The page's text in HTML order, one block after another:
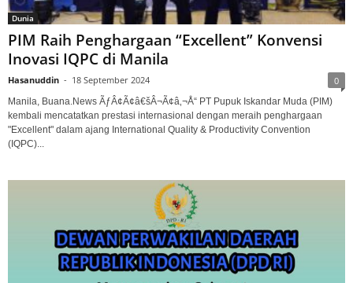
Dunia
PIM Raih Penghargaan “Excellent” Konvensi
Inovasi IQPC di Manila
Hasanuddin - 18 September 2024 0
Manila, Buana.News ÃƒÂ¢Ã¢â€šÂ¬Ã¢â‚¬Å“ PT Pupuk Iskandar Muda (PIM)
kembali mencatatkan prestasi internasional dengan meraih penghargaan
"Excellent" dalam ajang International Quality & Productivity Convention
(IQPC)...